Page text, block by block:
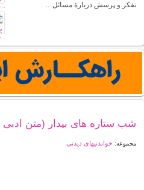
تفکر و پرسش دربارهٔ مسائل…
شب ستاره های بیدار (متن
مجموعه: خواندنیهای دیدنی